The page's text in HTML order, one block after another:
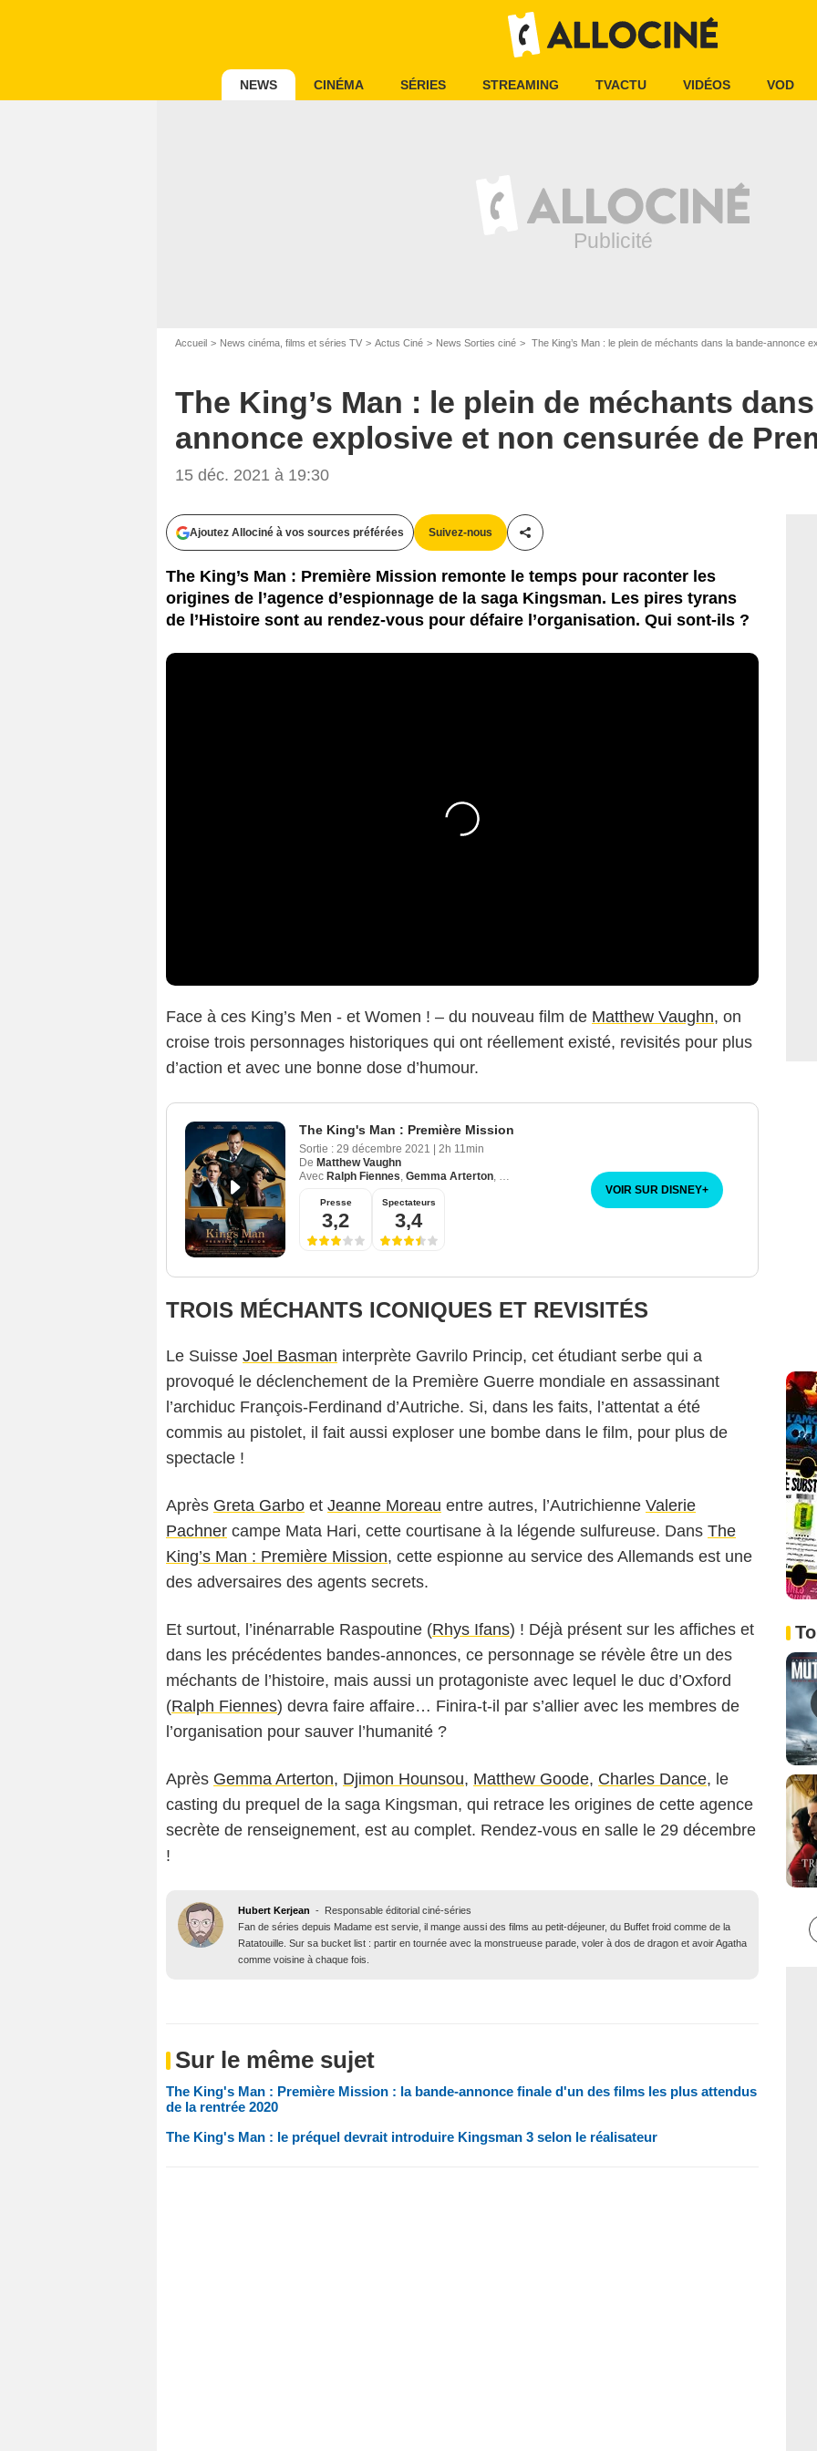
NEWS CINÉMA SÉRIES STREAMING TVACTU VIDÉOS VOD
Accueil News cinéma, films et séries TV Actus Ciné News Sorties ciné The King’s Man : le plein de méchants dans la bande-annonce
The King’s Man : le plein de méchants
annonce explosive et non censurée de
15 déc. 2021 à 19:30
Ajoutez Allociné à vos sources préférées Suivez-nous
Partager cet article
The King’s Man : Première Mission remonte le temps pour raconter les
origines de l’agence d’espionnage de la saga Kingsman. Les pires tyrans
de l’Histoire sont au rendez-vous pour défaire l’organisation. Qui sont-ils ?
Face à ces King’s Men - et Women ! – du nouveau film de Matthew Vaughn, on
croise trois personnages historiques qui ont réellement existé, revisités pour plus
d’action et avec une bonne dose d’humour.
The King's Man : Première Mission
Sortie : 29 décembre 2021
2h 11min
De Matthew Vaughn
Avec Ralph Fiennes, Gemma Arterton, Rhys Ifans
Presse
3,2
Spectateurs
3,4
VOIR SUR DISNEY+
TROIS MÉCHANTS ICONIQUES ET REVISITÉS
Le Suisse Joel Basman interprète Gavrilo Princip, cet étudiant serbe qui a
provoqué le déclenchement de la Première Guerre mondiale en assassinant
l’archiduc François-Ferdinand d’Autriche. Si, dans les faits, l’attentat a été
commis au pistolet, il fait aussi exploser une bombe dans le film, pour plus de
spectacle !
Après Greta Garbo et Jeanne Moreau entre autres, l’Autrichienne Valerie
Pachner campe Mata Hari, cette courtisane à la légende sulfureuse. Dans The
King’s Man : Première Mission, cette espionne au service des Allemands est une
des adversaires des agents secrets.
Et surtout, l’inénarrable Raspoutine (Rhys Ifans) ! Déjà présent sur les affiches et
dans les précédentes bandes-annonces, ce personnage se révèle être un des
méchants de l’histoire, mais aussi un protagoniste avec lequel le duc d’Oxford
(Ralph Fiennes) devra faire affaire… Finira-t-il par s’allier avec les membres de
l’organisation pour sauver l’humanité ?
Après Gemma Arterton, Djimon Hounsou, Matthew Goode, Charles Dance, le
casting du prequel de la saga Kingsman, qui retrace les origines de cette agence
secrète de renseignement, est au complet. Rendez-vous en salle le 29 décembre
!
Hubert Kerjean -
Responsable éditorial ciné-séries
Fan de séries depuis Madame est servie, il mange aussi des films au petit-déjeuner, du Buffet froid comme de la
Ratatouille. Sur sa bucket list : partir en tournée avec la monstrueuse parade, voler à dos de dragon et avoir Agatha
comme voisine à chaque fois.
Sur le même sujet
The King's Man : Première Mission : la bande-annonce finale d'un des films les plus attendus
de la rentrée 2020
The King's Man : le préquel devrait introduire Kingsman 3 selon le réalisateur